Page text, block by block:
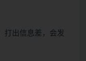
打出信息差，会发